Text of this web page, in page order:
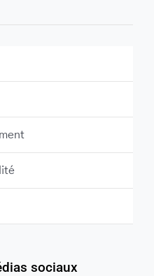
sociaux